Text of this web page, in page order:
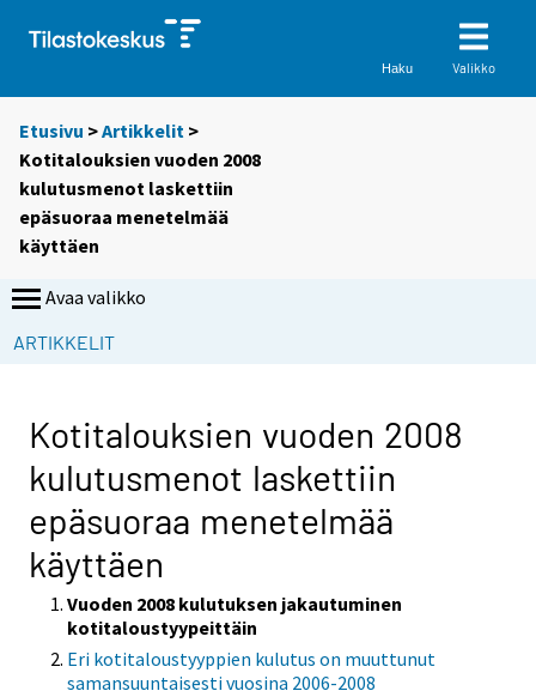
Haku Valikko
Etusivu >Artikkelit >
Kotitalouksien vuoden 2008
kulutusmenot laskettiin
epäsuoraa menetelmää
käyttäen
Avaa valikko
ARTIKKELIT
Kotitalouksien vuoden 2008
kulutusmenot laskettiin
epäsuoraa menetelmää
käyttäen
Vuoden 2008 kulutuksen jakautuminen
kotitaloustyypeittäin
Eri kotitaloustyyppien kulutus on muuttunut
samansuuntaisesti vuosina 2006-2008